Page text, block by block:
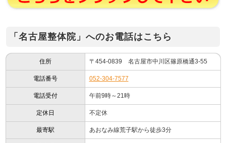
「名古屋整体院」へのお電話はこちら
住所 〒454-0839 名古屋市中川区篠原橋通3-55
電話番号 052-304-7577
電話受付 午前9時～21時
定休日 不定休
最寄駅 あおなみ線荒子駅から徒歩3分